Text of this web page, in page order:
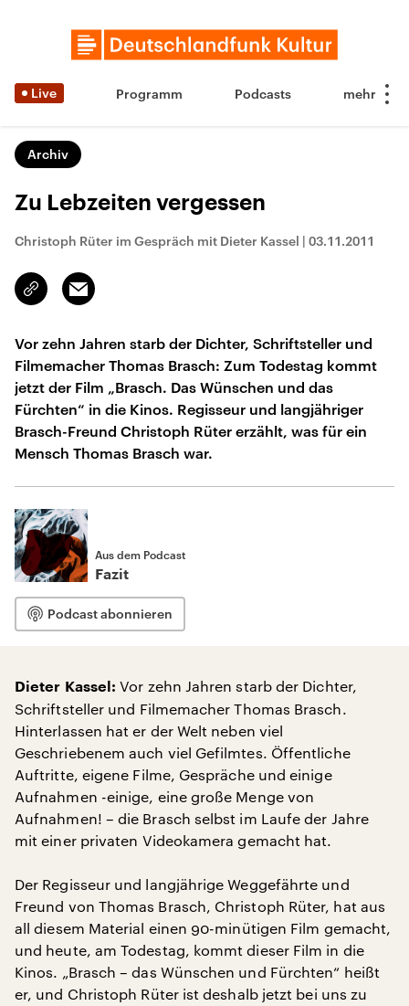
Live Programm Podcasts
Archiv
Zu Lebzeiten vergessen
Christoph Rüter im Gespräch mit Dieter Kassel | 03.11.2011
Link
kopieren/teilen
Email
Vor zehn Jahren starb der Dichter, Schriftsteller und
Filmemacher Thomas Brasch: Zum Todestag kommt
jetzt der Film „Brasch. Das Wünschen und das
Fürchten“ in die Kinos. Regisseur und langjähriger
Brasch-Freund Christoph Rüter erzählt, was für ein
Mensch Thomas Brasch war.
Aus dem Podcast
Fazit
Podcast abonnieren
Dieter Kassel: Vor zehn Jahren starb der Dichter,
Schriftsteller und Filmemacher Thomas Brasch.
Hinterlassen hat er der Welt neben viel
Geschriebenem auch viel Gefilmtes. Öffentliche
Auftritte, eigene Filme, Gespräche und einige
Aufnahmen -einige, eine große Menge von
Aufnahmen! – die Brasch selbst im Laufe der Jahre
mit einer privaten Videokamera gemacht hat.
Der Regisseur und langjährige Weggefährte und
Freund von Thomas Brasch, Christoph Rüter, hat aus
all diesem Material einen 90-minütigen Film gemacht,
und heute, am Todestag, kommt dieser Film in die
Kinos. „Brasch – das Wünschen und Fürchten“ heißt
er, und Christoph Rüter ist deshalb jetzt bei uns zu